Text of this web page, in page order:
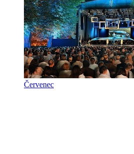
Červenec